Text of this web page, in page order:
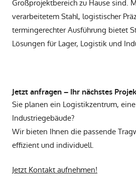
Großprojektbereich zu Hause sind.
verarbeitetem Stahl, logistischer
termingerechter Ausführung bietet
Lösungen für Lager, Logistik und
Jetzt anfragen – Ihr nächstes
Sie planen ein Logistikzentrum,
Industriegebäude?
Wir bieten Ihnen die passende
effizient und individuell.
Jetzt Kontakt aufnehmen!